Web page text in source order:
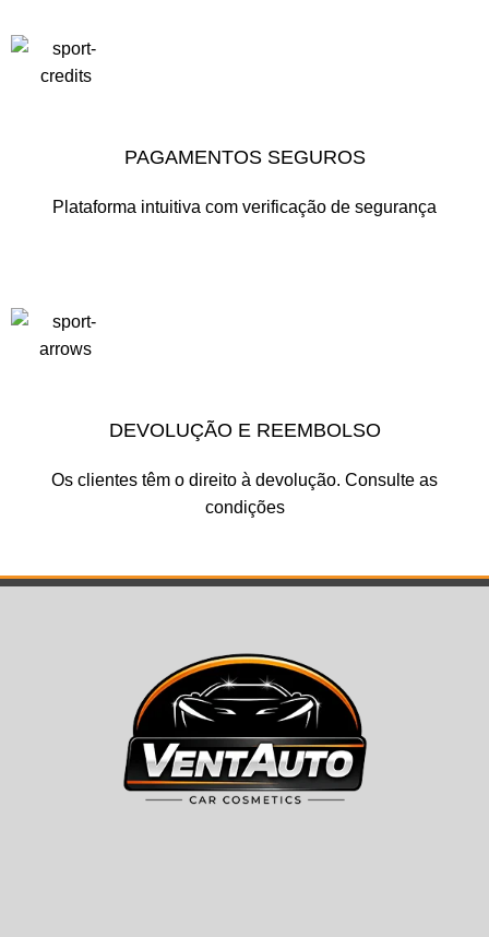
PAGAMENTOS SEGUROS
Plataforma intuitiva com verificação de segurança
DEVOLUÇÃO E REEMBOLSO
Os clientes têm o direito à devolução. Consulte as
condições